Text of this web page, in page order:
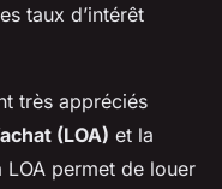
taux d’intérêt
très appréciés
(LOA) et la
LOA permet de louer